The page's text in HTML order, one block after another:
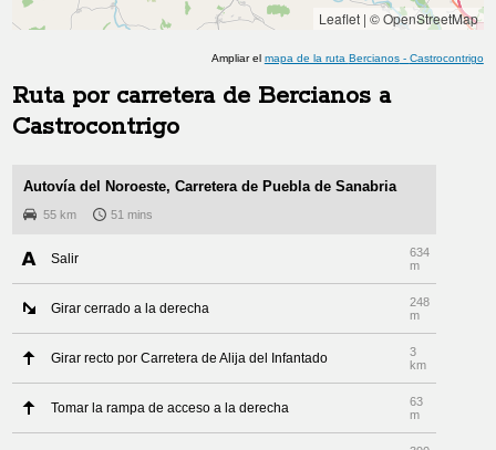
Leaflet| © OpenStreetMap
Ampliar el mapa de la ruta Bercianos- Castrocontrigo
Ruta por carretera de Bercianos a
Castrocontrigo
Autovía del Noroeste, Carretera de Puebla de Sanabria
55 km 51 mins
Salir
634
m
Girar cerrado a la derecha
248
m
Girar recto por Carretera de Alija del Infantado
3
km
Tomar la rampa de acceso a la derecha
63
m